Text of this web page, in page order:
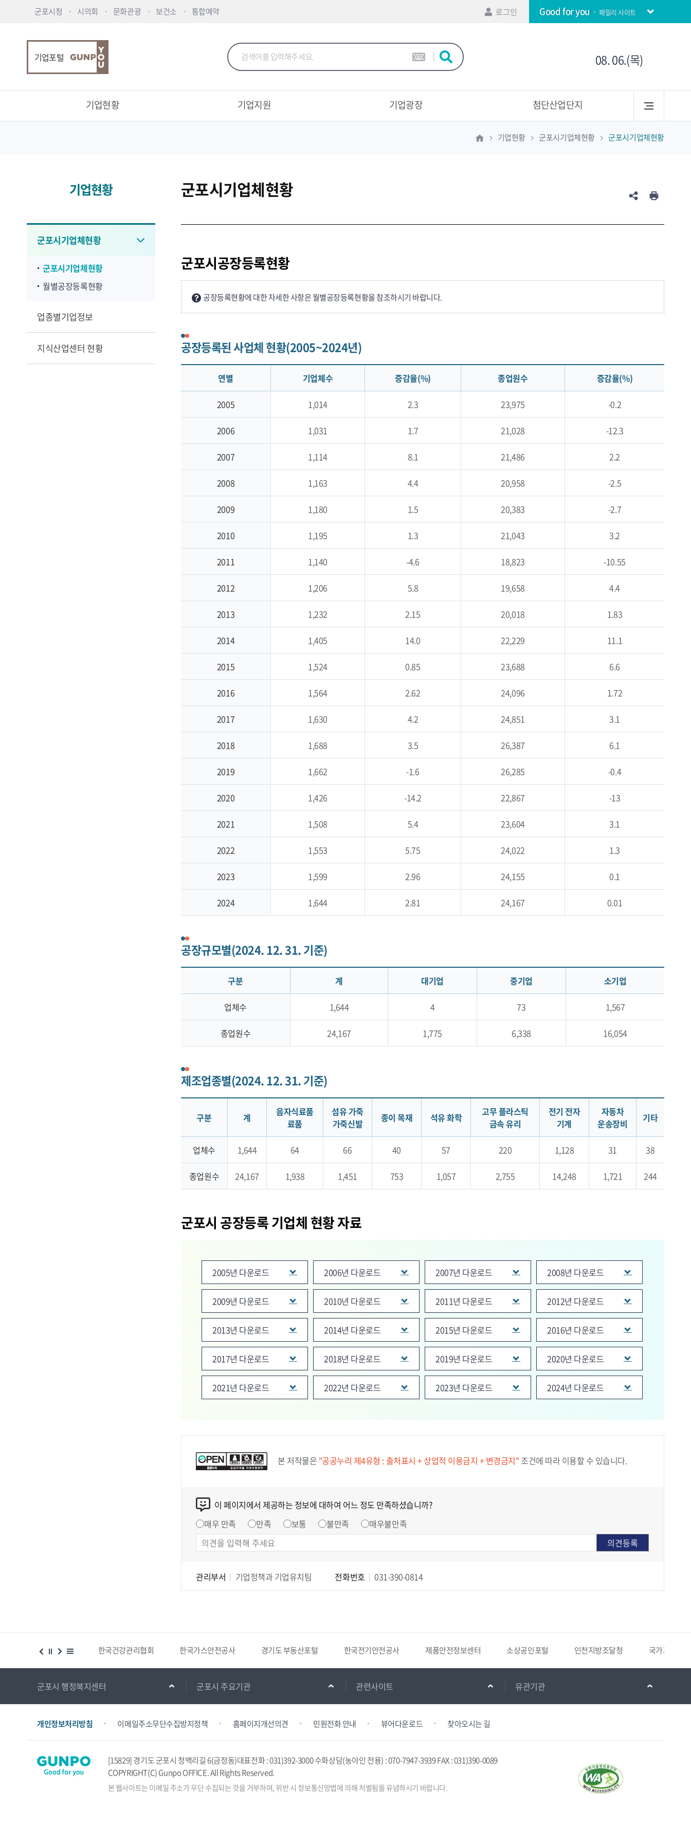
군포시청 시의회 문화관광 보건소 통합예약 로그인 Good for you 패밀리 사이트
기업포털 08. 06.(목)
기업현황 기업지원 기업광장 첨단산업단지
기업현황 군포시기업체현황 군포시기업체현황
기업현황
군포시기업체현황
군포시기업체현황
월별공장등록현황
업종별기업정보
지식산업센터 현황
군포시기업체현황
군포시공장등록현황
공장등록현황에 대한 자세한 사항은 월별공장등록현황을 참조하시기 바랍니다.
공장등록된 사업체 현황(2005~2024년)
연별 기업체수 증감율(%) 종업원수 증감율(%)
2005 1,014 2.3 23,975 -0.2
2006 1,031 1.7 21,028 -12.3
2007 1,114 8.1 21,486 2.2
2008 1,163 4.4 20,958 -2.5
2009 1,180 1.5 20,383 -2.7
2010 1,195 1.3 21,043 3.2
2011 1,140 -4.6 18,823 -10.55
2012 1,206 5.8 19,658 4.4
2013 1,232 2.15 20,018 1.83
2014 1,405 14.0 22,229 11.1
2015 1,524 0.85 23,688 6.6
2016 1,564 2.62 24,096 1.72
2017 1,630 4.2 24,851 3.1
2018 1,688 3.5 26,387 6.1
2019 1,662 -1.6 26,285 -0.4
2020 1,426 -14.2 22,867 -13
2021 1,508 5.4 23,604 3.1
2022 1,553 5.75 24,022 1.3
2023 1,599 2.96 24,155 0.1
2024 1,644 2.81 24,167 0.01
공장규모별(2024. 12. 31. 기준)
구분 계 대기업 중기업 소기업
업체수 1,644 4 73 1,567
종업원수 24,167 1,775 6,338 16,054
제조업종별(2024. 12. 31. 기준)
구분 계
음자식료품
료품
섬유 가죽
가죽신발
종이 목재 석유 화학
고무 플라스틱
금속 유리
전기 전자
기계
자동차
운송장비
기타
업체수 1,644 64 66 40 57 220 1,128 31 38
종업원수 24,167 1,938 1,451 753 1,057 2,755 14,248 1,721 244
군포시 공장등록 기업체 현황 자료
2005년 다운로드 2006년 다운로드 2007년 다운로드 2008년 다운로드
2009년 다운로드 2010년 다운로드 2011년 다운로드 2012년 다운로드
2013년 다운로드 2014년 다운로드 2015년 다운로드 2016년 다운로드
2017년 다운로드 2018년 다운로드 2019년 다운로드 2020년 다운로드
2021년 다운로드 2022년 다운로드 2023년 다운로드 2024년 다운로드
본 저작물은 "공공누리 제4유형 : 출처표시 + 상업적 이용금지 + 변경금지" 조건에 따라 이용할 수 있습니다.
이 페이지에서 제공하는 정보에 대하여 어느 정도 만족하셨습니까?
매우 만족
만족 보통 불만족 매우불만족
관리부서 기업정책과 기업유치팀 전화번호 031-390-0814
설 등 위치찾기서비스 한국건강관리협회 한국가스안전공사 경기도 부동산포털 한국전기안전공사 제품안전정보센터 소상공인포털 인천지방조달청 국가기록원
군포시 행정복지센터 군포시 주요기관 관련사이트 유관기관
개인정보처리방침 이메일주소무단수집방지정책 홈페이지개선의견 민원전화 안내 뷰어다운로드 찾아오시는 길
[15829] 경기도 군포시 청백리길 6(금정동)대표전화 : 031)392-3000 수화상담(농아인 전용) : 070-7947-3939 FAX : 031)390-0089
COPYRIGHT(C) Gunpo OFFICE. All Rights Reserved.
본 웹사이트는 이메일 주소가 무단 수집되는 것을 거부하며, 위반 시 정보통신망법에 의해 처벌됨을유념하시기 바랍니다.